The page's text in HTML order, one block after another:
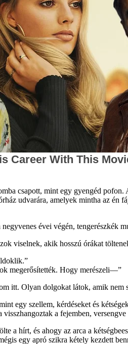
csapott, mint egy gyengéd
udvarára, amelyek mintha az én
évei végén, tengerészkék
viselnek, akik hosszú órákat
megerősítették. Hogy merészeli—”
itt. Olyan dolgokat látok, amik
egy szellem, kérdéseket és
a fejemben,
a hírt, és ahogy az arca a
egy apró szikra kétely kezdett